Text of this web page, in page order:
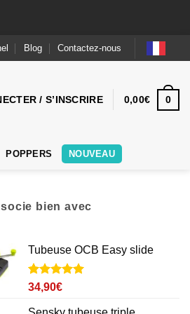
Blog Contactez-nous
/ S’INSCRIRE 0,00€ 0
POPPERS NOUVEAU
bien avec
Tubeuse OCB Easy slide
Noté5sur
5 basé sur
2
notations
34,90€